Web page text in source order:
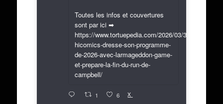
Toutes les infos et couvertures
sont par ici ➡
https://www.tortuepedia.com/2026/03/31/exclusif-
hicomics-dresse-son-programme-
de-2026-avec-larmageddon-game-
et-prepare-la-fin-du-run-de-
campbell/
1 6 X